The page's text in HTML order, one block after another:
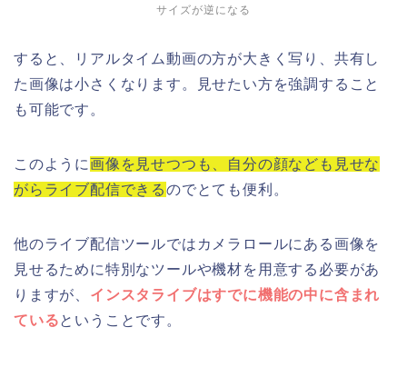
サイズが逆になる
すると、リアルタイム動画の方が大きく写り、共有し
た画像は小さくなります。見せたい方を強調すること
も可能です。
このように画像を見せつつも、自分の顔なども見せな
がらライブ配信できるのでとても便利。
他のライブ配信ツールではカメラロールにある画像を
見せるために特別なツールや機材を用意する必要があ
りますが、 インスタライブはすでに機能の中に含まれ
ているということです。